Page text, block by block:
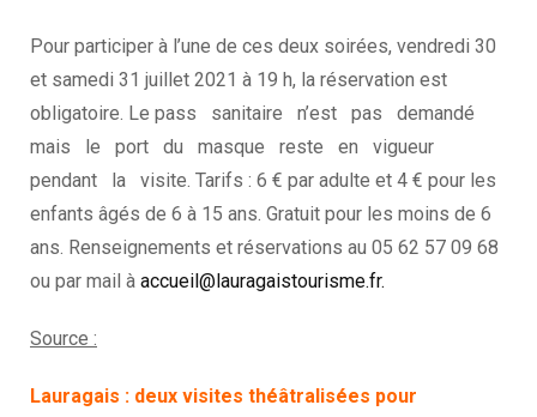
Pour participer à l’une de ces deux soirées, vendredi 30
et samedi 31 juillet 2021 à 19 h, la réservation est
obligatoire. Le pass sanitaire n’est pas demandé
mais le port du masque reste en vigueur
pendant la visite. Tarifs : 6 € par adulte et 4 € pour les
enfants âgés de 6 à 15 ans. Gratuit pour les moins de 6
ans. Renseignements et réservations au 05 62 57 09 68
ou par mail à accueil@lauragaistourisme.fr.
Source :
Lauragais : deux visites théâtralisées pour